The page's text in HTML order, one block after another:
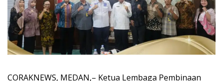
CORAKNEWS, MEDAN,– Ketua Lembaga Pembinaan